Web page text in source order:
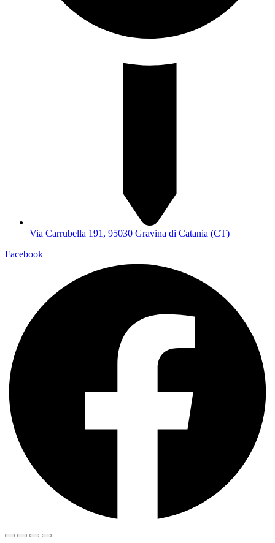
Via Carrubella 191, 95030 Gravina di Catania (CT)
Facebook